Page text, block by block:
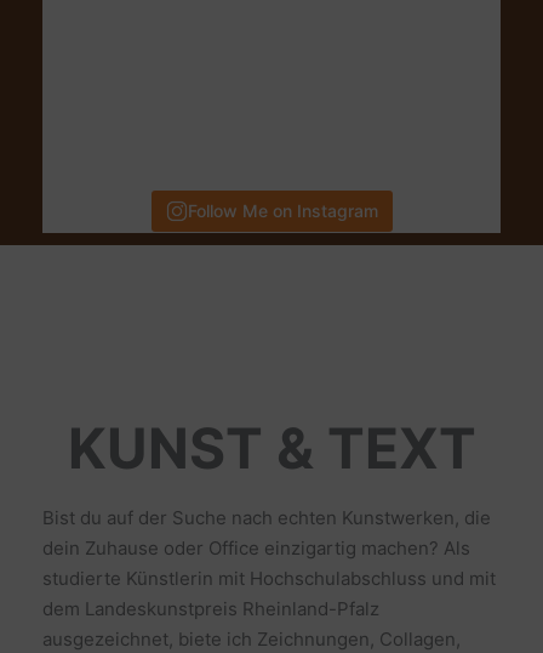
Follow Me on Instagram
KUNST & TEXT
Bist du auf der Suche nach echten Kunstwerken, die
dein Zuhause oder Office einzigartig machen? Als
studierte Künstlerin mit Hochschulabschluss und mit
dem Landeskunstpreis Rheinland-Pfalz
ausgezeichnet, biete ich Zeichnungen, Collagen,